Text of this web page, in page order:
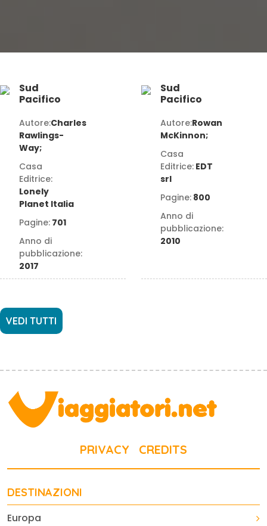
Sud
Pacifico
Autore:Charles
Rawlings-
Way;
Casa
Editrice:
Lonely
Planet Italia
Pagine: 701
Anno di
pubblicazione:
2017
Sud
Pacifico
Autore:Rowan
McKinnon;
Casa
Editrice: EDT
srl
Pagine: 800
Anno di
pubblicazione:
2010
VEDI TUTTI
PRIVACY CREDITS
DESTINAZIONI
Europa